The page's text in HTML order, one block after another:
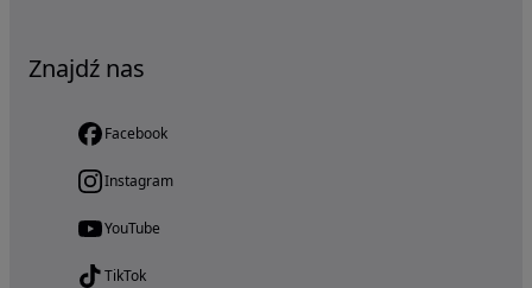
Znajdź nas
Facebook
Instagram
YouTube
TikTok